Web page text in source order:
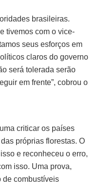
brasileiras.
tivemos com o vice-
seus esforços em
claros do governo
será tolerada serão
em frente”, cobrou o
criticar os países
próprias florestas. O
e reconheceu o erro,
isso. Uma prova,
de combustíveis